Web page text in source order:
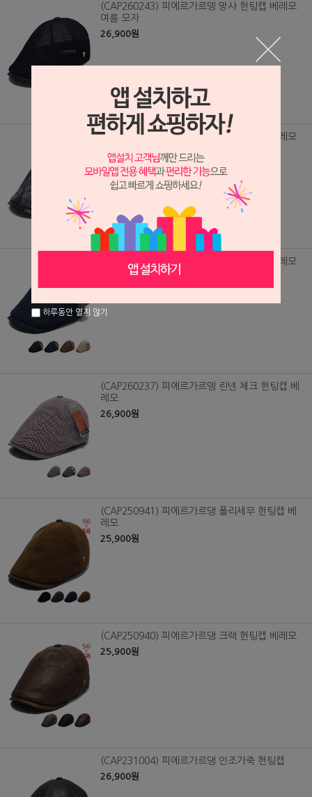
(CAP260243) 피에르가르뎅 망사 헌팅캡 베레모
여름 모자
26,900원
(CAP260241) 피에르가르뎅 체크 헌팅캡 베레모
26,900원
(CAP260240) 피에르가르뎅 마직 헌팅캡 베레모
26,900원
(CAP260237) 피에르가르뎅 린넨 체크 헌팅캡 베
레모
26,900원
(CAP250941) 피에르가르댕 폴리세무 헌팅캡 베
레모
25,900원
(CAP250940) 피에르가르댕 크랙 헌팅캡 베레모
25,900원
(CAP231004) 피에르가르댕 인조가죽 헌팅캡
26,900원
하루동안 열지 않기